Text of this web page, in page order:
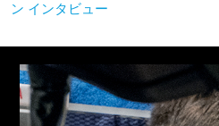
ン インタビュー